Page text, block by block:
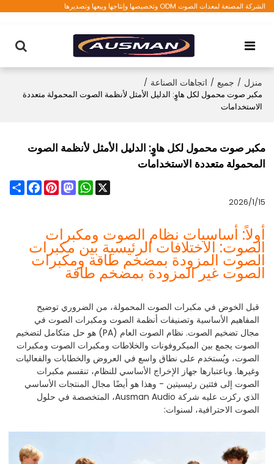
الشركة المصنعة لمعدات الصوت ODM وتخصيصها وإنتاجها وبيعها وتصديرها
منزل / جميع / اتجاهات الصناعة /
مكبر صوت محمول لكل هاوٍ: الدليل الأمثل لأنظمة الصوت المحمولة متعددة
الاستخدامات
مكبر صوت محمول لكل هاوٍ: الدليل الأمثل لأنظمة الصوت
المحمولة متعددة الاستخدامات
Share
FacebookPinterest
Mastodon
WhatsApp
X
2026/1/15
أولاً: أساسيات نظام الصوت ومكبرات
الصوت: الاختلافات الرئيسية بين مكبرات
الصوت المزودة بمضخم طاقة ومكبرات
الصوت غير المزودة بمضخم طاقة
قبل الخوض في مكبرات الصوت المحمولة، من الضروري توضيح
المفاهيم الأساسية وتصنيفات أنظمة الصوت ومكبرات الصوت في
مجال تضخيم الصوت. نظام الصوت العام (PA) هو حل متكامل لتضخيم
الصوت يجمع بين الميكروفونات والخلاطات ومكبرات الصوت ومكبرات
الصوت، ويُستخدم على نطاق واسع في العروض والخطابات والفعاليات
وغيرها. وباعتبارها جهاز الإخراج الأساسي للنظام، تنقسم مكبرات
الصوت إلى فئتين رئيسيتين - وهذا هو أيضًا مجال المنتجات الأساسي
الذي ركزت عليه شركة Ausman Audio، المتخصصة في حلول
الصوت الاحترافية، لسنوات: